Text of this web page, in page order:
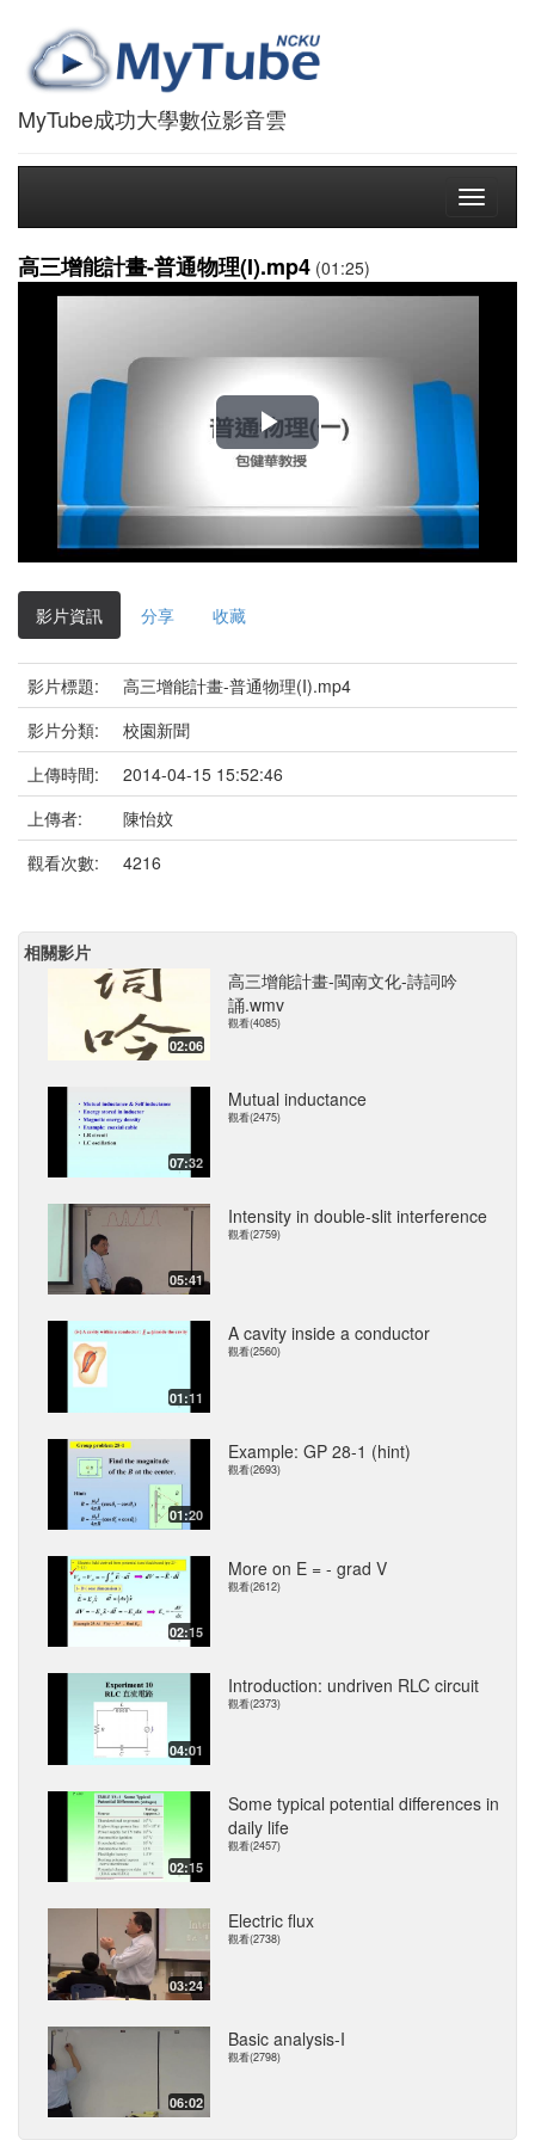
MyTube成功大學數位影音雲
Toggle
高三增能計畫-普通物理(I).mp4 (01:25)
播
放
影
影片資訊 分享 收藏
影片標題:
高三增能計畫-普通物理(I).mp4
影片分類:
校園新聞
上傳時間:
2014-04-15 15:52:46
上傳者:
陳怡妏
觀看次數:
4216
相關影片
02:06
高三增能計畫-閩南文化-詩詞吟
誦.wmv
觀看(4085)
07:32
Mutual inductance
觀看(2475)
05:41
Intensity in double-slit interference
觀看(2759)
01:11
A cavity inside a conductor
觀看(2560)
01:20
Example: GP 28-1 (hint)
觀看(2693)
02:15
More on E = - grad V
觀看(2612)
04:01
Introduction: undriven RLC circuit
觀看(2373)
02:15
Some typical potential differences in
daily life
觀看(2457)
03:24
Electric flux
觀看(2738)
06:02
Basic analysis-I
觀看(2798)